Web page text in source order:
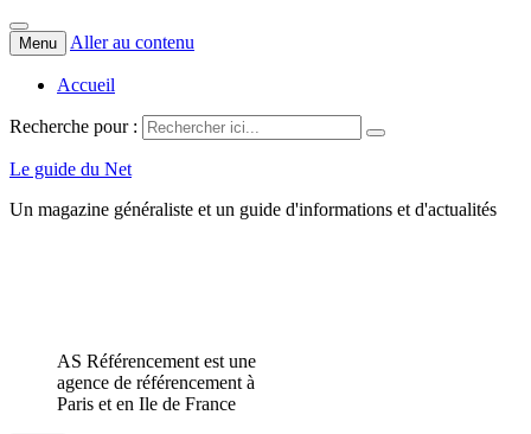
Menu Aller au contenu
Accueil
Recherche pour :
Le guide du Net
Un magazine généraliste et un guide d'informations et d'actualités
AS Référencement est une
agence de référencement à
Paris et en Ile de France